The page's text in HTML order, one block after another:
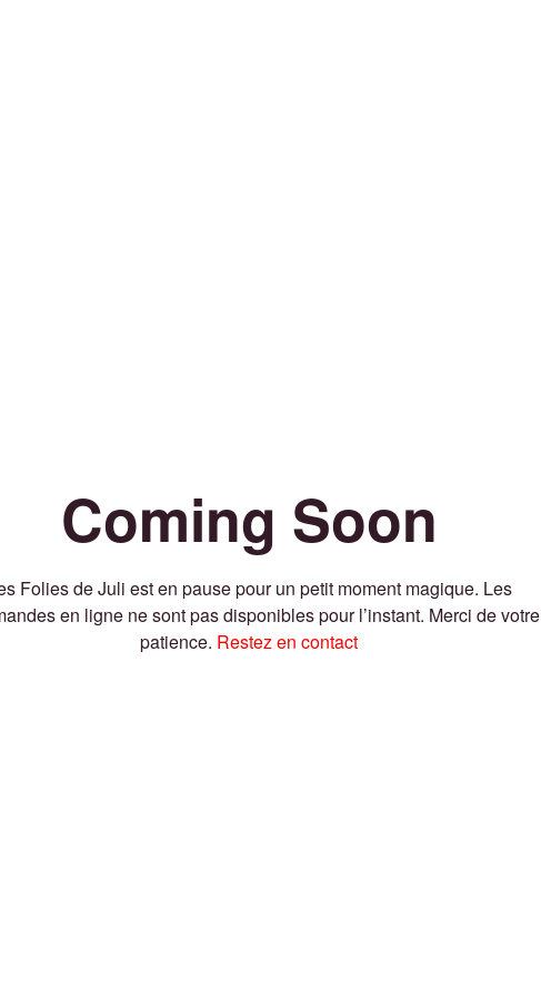
Coming Soon
Folies de Juli est en pause pour un petit moment magique. Les
en ligne ne sont pas disponibles pour l’instant. Merci de votre
patience. Restez en contact